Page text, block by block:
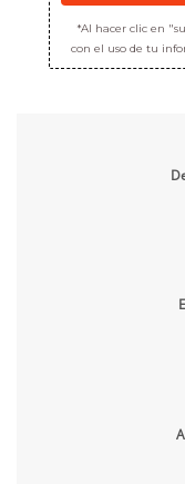
*Al hacer clic en
con el uso de tu